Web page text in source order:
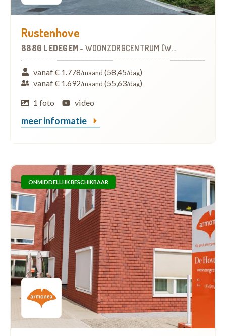
Rustenhove
8880 LEDEGEM - WOONZORGCENTRUM (WZC)
vanaf € 1.778/maand (58,45/dag)
vanaf € 1.692/maand (55,63/dag)
1 foto
video
meer informatie
ONMIDDELLIJK BESCHIKBAAR